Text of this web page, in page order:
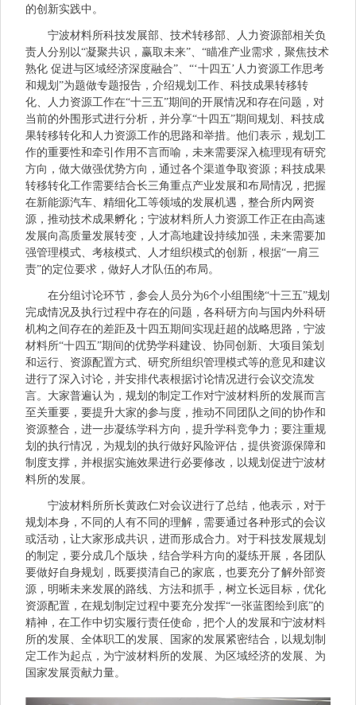
的创新实践中。
宁波材料所科技发展部、技术转移部、人力资源部相关负
责人分别以“凝聚共识，赢取未来”、“瞄准产业需求，聚焦技术
熟化 促进与区域经济深度融合”、“‘十四五’人力资源工作思考
和规划”为题做专题报告，介绍规划工作、科技成果转移转
化、人力资源工作在“十三五”期间的开展情况和存在问题，对
当前的外围形式进行分析，并分享“十四五”期间规划、科技成
果转移转化和人力资源工作的思路和举措。他们表示，规划工
作的重要性和牵引作用不言而喻，未来需要深入梳理现有研究
方向，做大做强优势方向，通过各个渠道争取资源；科技成果
转移转化工作需要结合长三角重点产业发展和布局情况，把握
在新能源汽车、精细化工等领域的发展机遇，整合所内网资
源，推动技术成果孵化；宁波材料所人力资源工作正在由高速
发展向高质量发展转变，人才高地建设持续加强，未来需要加
强管理模式、考核模式、人才组织模式的创新，根据“一肩三
责”的定位要求，做好人才队伍的布局。
在分组讨论环节，参会人员分为6个小组围绕“十三五”规划
完成情况及执行过程中存在的问题，各科研方向与国内外科研
机构之间存在的差距及十四五期间实现赶超的战略思路，宁波
材料所“十四五”期间的优势学科建设、协同创新、大项目策划
和运行、资源配置方式、研究所组织管理模式等的意见和建议
进行了深入讨论，并安排代表根据讨论情况进行会议交流发
言。大家普遍认为，规划的制定工作对宁波材料所的发展而言
至关重要，要提升大家的参与度，推动不同团队之间的协作和
资源整合，进一步凝练学科方向，提升学科竞争力；要注重规
划的执行情况，为规划的执行做好风险评估，提供资源保障和
制度支撑，并根据实施效果进行必要修改，以规划促进宁波材
料所的发展。
宁波材料所所长黄政仁对会议进行了总结，他表示，对于
规划本身，不同的人有不同的理解，需要通过各种形式的会议
或活动，让大家形成共识，进而形成合力。对于科技发展规划
的制定，要分成几个版块，结合学科方向的凝练开展，各团队
要做好自身规划，既要摸清自己的家底，也要充分了解外部资
源，明晰未来发展的路线、方法和抓手，树立长远目标，优化
资源配置，在规划制定过程中要充分发挥“一张蓝图绘到底”的
精神，在工作中切实履行责任使命，把个人的发展和宁波材料
所的发展、全体职工的发展、国家的发展紧密结合，以规划制
定工作为起点，为宁波材料所的发展、为区域经济的发展、为
国家发展贡献力量。